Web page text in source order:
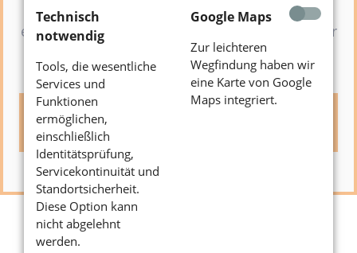
Hier ist eine Karte von Google Maps
eingebunden. Dieser Inhalt wird aufgrund Ihrer
fehlenden Zustimmung zu Drittanbieter-
Inhalten nicht angezeigt.
Klicken Sie hier um Ihre Einstellungen zu
Technisch
notwendig
Tools, die wesentliche
Services und
Funktionen
ermöglichen,
einschließlich
Identitätsprüfung,
Servicekontinuität und
Standortsicherheit.
Diese Option kann
nicht abgelehnt
werden.
Google Maps
Zur leichteren
Wegfindung haben wir
eine Karte von Google
Maps integriert.